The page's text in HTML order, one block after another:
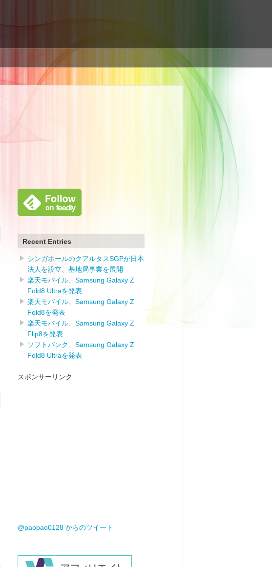
Recent Entries
シンガポールのクアルタスSGPが日本
法人を設立、基地局事業を展開
楽天モバイル、Samsung Galaxy Z
Fold8 Ultraを発表
楽天モバイル、Samsung Galaxy Z
Fold8を発表
楽天モバイル、Samsung Galaxy Z
Flip8を発表
ソフトバンク、Samsung Galaxy Z
Fold8 Ultraを発表
スポンサーリンク
@paopao0128 からのツイート